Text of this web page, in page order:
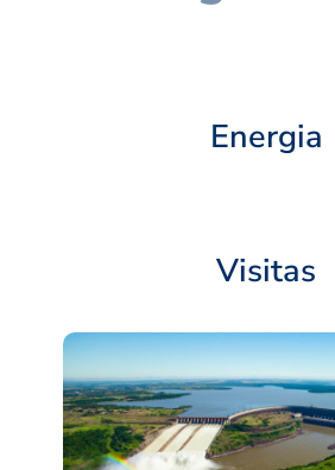
Energia
Visitas